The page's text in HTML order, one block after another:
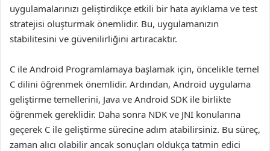
uygulamalarınızı geliştirdikçe etkili bir hata ayıklama ve test
stratejisi oluşturmak önemlidir. Bu, uygulamanızın
stabilitesini ve güvenilirliğini artıracaktır.
C ile Android Programlamaya başlamak için, öncelikle temel
C dilini öğrenmek önemlidir. Ardından, Android uygulama
geliştirme temellerini, Java ve Android SDK ile birlikte
öğrenmek gereklidir. Daha sonra NDK ve JNI konularına
geçerek C ile geliştirme sürecine adım atabilirsiniz. Bu süreç,
zaman alıcı olabilir ancak sonuçları oldukça tatmin edici